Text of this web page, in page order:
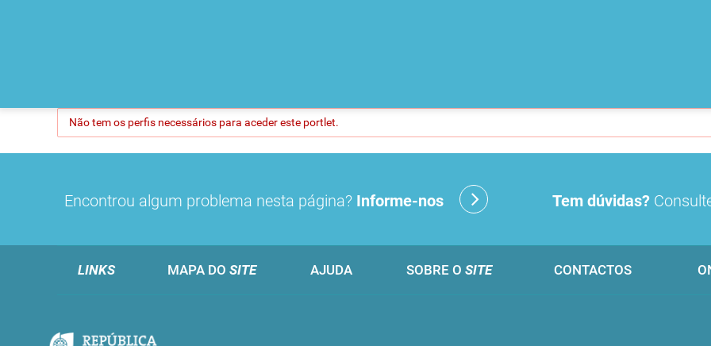
Não tem os perfis necessários para aceder este portlet.
Encontrou algum problema nesta página? Informe-nos Tem dúvidas?
LINKS MAPA DO SITE AJUDA SOBRE O SITE CONTACTOS